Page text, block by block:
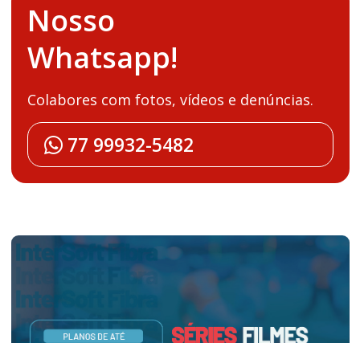
Nosso
Whatsapp!
Colabores com fotos, vídeos e denúncias.
77 99932-5482